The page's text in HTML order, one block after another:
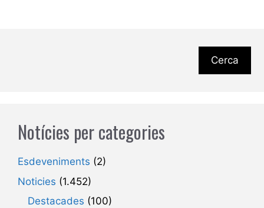
Cerca
Notícies per categories
Esdeveniments (2)
Noticies (1.452)
Destacades (100)